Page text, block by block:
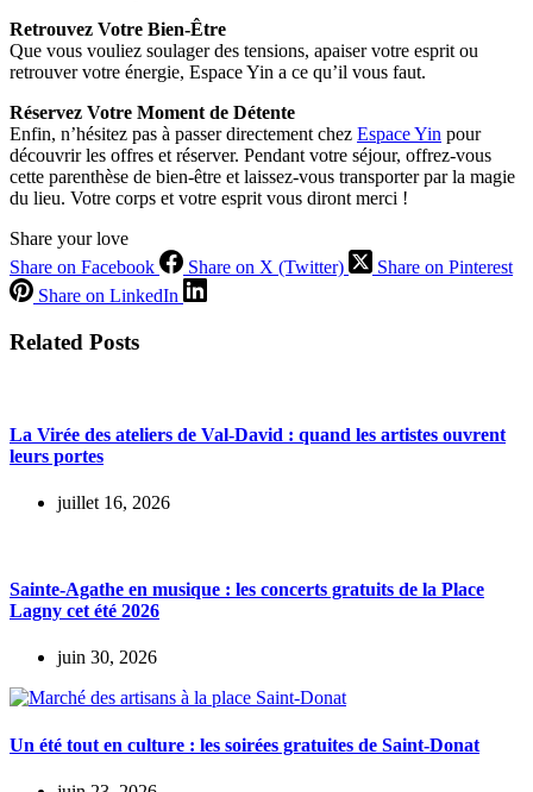
Retrouvez Votre Bien-Être
Que vous vouliez soulager des tensions, apaiser votre esprit ou
retrouver votre énergie, Espace Yin a ce qu’il vous faut.
Réservez Votre Moment de Détente
Enfin, n’hésitez pas à passer directement chez Espace Yin pour
découvrir les offres et réserver. Pendant votre séjour, offrez-vous
cette parenthèse de bien-être et laissez-vous transporter par la magie
du lieu. Votre corps et votre esprit vous diront merci !
Share your love
Share on Facebook
Share on X (Twitter)
Share on Pinterest
Share on LinkedIn
Related Posts
La Virée des ateliers de Val-David : quand les artistes ouvrent
leurs portes
juillet 16, 2026
Sainte-Agathe en musique : les concerts gratuits de la Place
Lagny cet été 2026
juin 30, 2026
Un été tout en culture : les soirées gratuites de Saint-Donat